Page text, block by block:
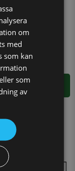
kr
om
med
som kan
som
av